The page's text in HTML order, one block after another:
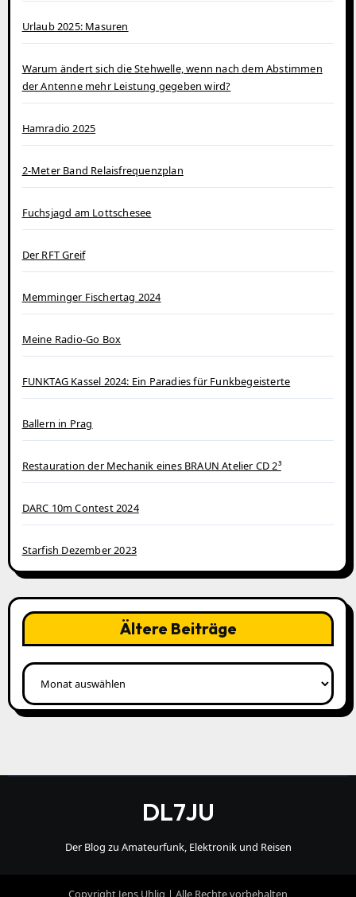
Urlaub 2025: Masuren
Warum ändert sich die Stehwelle, wenn nach dem Abstimmen
der Antenne mehr Leistung gegeben wird?
Hamradio 2025
2-Meter Band Relaisfrequenzplan
Fuchsjagd am Lottschesee
Der RFT Greif
Memminger Fischertag 2024
Meine Radio-Go Box
FUNKTAG Kassel 2024: Ein Paradies für Funkbegeisterte
Ballern in Prag
Restauration der Mechanik eines BRAUN Atelier CD 2³
DARC 10m Contest 2024
Starfish Dezember 2023
Ältere Beiträge
Ältere
Beiträge
DL7JU
Der Blog zu Amateurfunk, Elektronik und Reisen
Copyright Jens Uhlig | Alle Rechte vorbehalten